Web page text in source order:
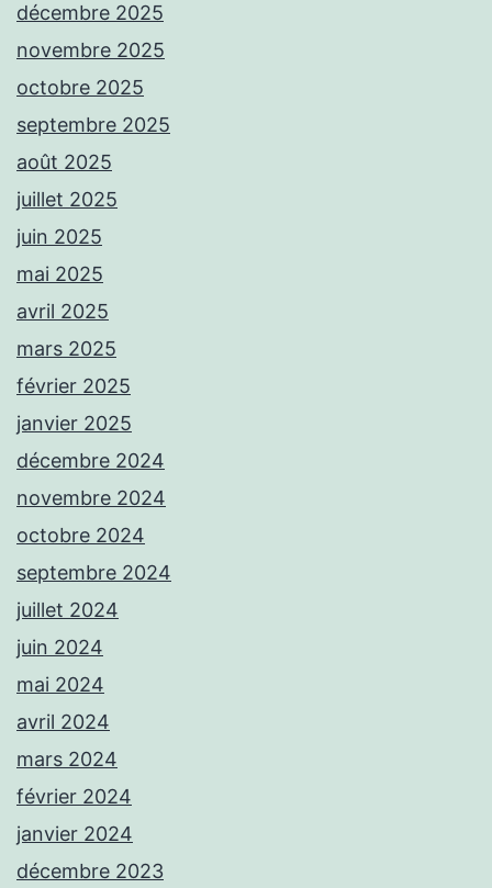
décembre 2025
novembre 2025
octobre 2025
septembre 2025
août 2025
juillet 2025
juin 2025
mai 2025
avril 2025
mars 2025
février 2025
janvier 2025
décembre 2024
novembre 2024
octobre 2024
septembre 2024
juillet 2024
juin 2024
mai 2024
avril 2024
mars 2024
février 2024
janvier 2024
décembre 2023